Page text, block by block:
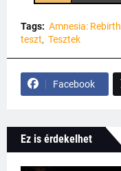
Tags: Amnesia: Rebirth
teszt
Tesztek
Facebook
Ez is érdekelhet